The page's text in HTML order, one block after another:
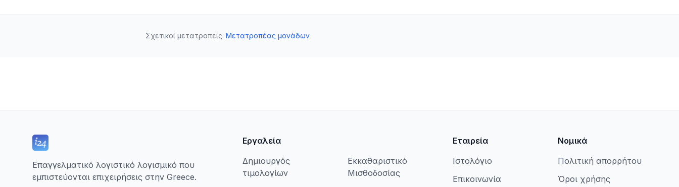
Σχετικοί μετατροπείς: Μετατροπέας μονάδων
Επαγγελματικό λογιστικό λογισμικό που
εμπιστεύονται επιχειρήσεις στην Greece.
Εργαλεία
Δημιουργός
τιμολογίων
Εκκαθαριστικό
Μισθοδοσίας
Εταιρεία
Ιστολόγιο
Επικοινωνία
Νομικά
Πολιτική απορρήτου
Όροι χρήσης